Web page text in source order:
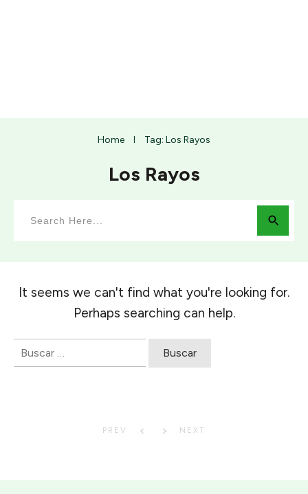
Home Tag: Los Rayos
Los Rayos
It seems we can't find what you're looking for.
Perhaps searching can help.
Buscar:
PREV NEXT